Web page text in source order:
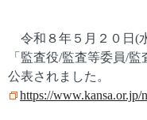
令和８年５月２０日(
「監査役/監査等委員/
公表されました。
https://www.kansa.or.jp/